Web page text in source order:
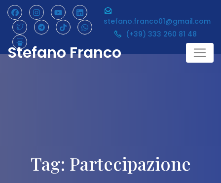
Skip
content
stefano.franco01@gmail.com
(+39) 333 260 81 48
Stefano Franco
Tag: Partecipazione